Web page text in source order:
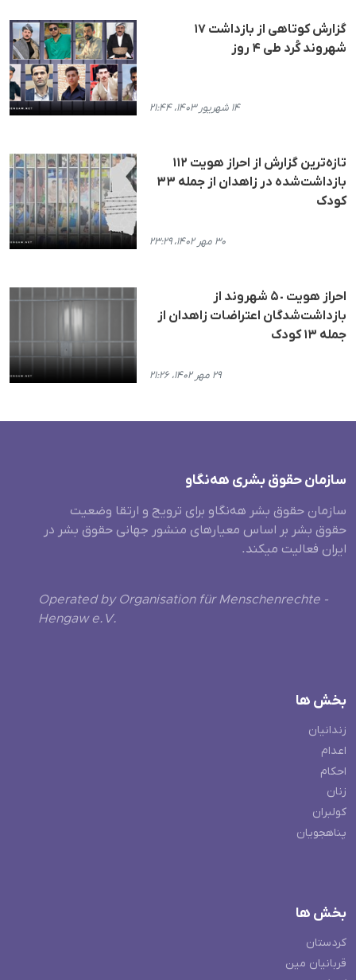
گزارش کوتاهی از بازداشت ١٧
شهروند کُرد طی ۴ روز
۱۴ شهریور ۱۴۰۳، ۲۱:۴۴
تازه‌ترین گزارش از احراز هویت ١١٢
بازداشت‌شده در زاهدان از جمله ۳۳
کودک
۳۰ مهر ۱۴۰۲، ۲۳:۲۹
احراز هویت ۵٠ شهروند از
بازداشت‌شدگان اعتراضات زاهدان از
جمله ١٣ کودک
۲۹ مهر ۱۴۰۲، ۲۱:۲۶
سازمان حقوق بشری هەنگاو
سازمان حقوق بشر هه‌نگاو برای ترویج و ارتقا وضعیت
حقوق بشر بر اساس معیارهای منشور جهانی حقوق بشر در
ایران فعالیت میکند.
Operated by Organisation für Menschenrechte -
Hengaw e.V.
بخش ها
زندانیان
اعدام
احکام
زنان
کولبران
پناهجویان
بخش ها
کردستان
قربانیان مین